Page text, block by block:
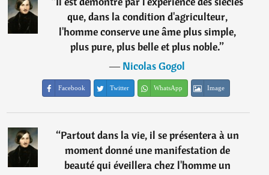
que, dans la condition d'agriculteur,
l'homme conserve une âme plus simple,
plus pure, plus belle et plus noble.”
―Nicolas Gogol
Facebook Twitter WhatsApp Image
“Partout dans la vie, il se présentera à un
moment donné une manifestation de
beauté qui éveillera chez l'homme un